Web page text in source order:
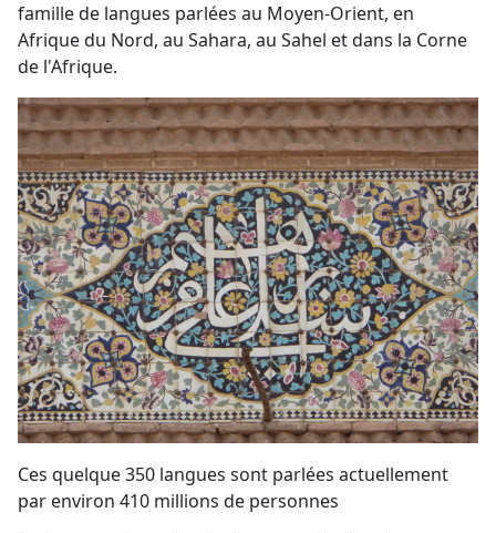
famille de langues parlées au Moyen-Orient, en
Afrique du Nord, au Sahara, au Sahel et dans la Corne
de l'Afrique.
Ces quelque 350 langues sont parlées actuellement
par environ 410 millions de personnes